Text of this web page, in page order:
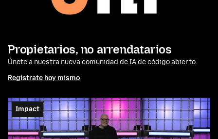
Propietarios, no arrendatarios
Únete a nuestra nueva comunidad de IA de código abierto.
Regístrate hoy mismo
Impact